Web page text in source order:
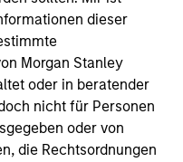
dieser
Morgan Stanley
oder in beratender
nicht für Personen
oder von
die Rechtsordnungen